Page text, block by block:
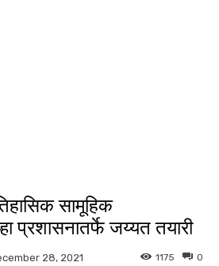
सामूहिक
प्रशासनातर्फे जय्यत तयारी
28, 2021 0
1175